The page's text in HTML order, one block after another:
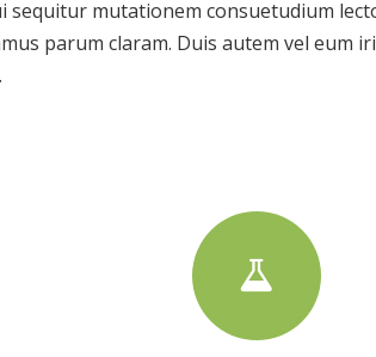
sequitur mutationem consuetudium
parum claram. Duis autem vel